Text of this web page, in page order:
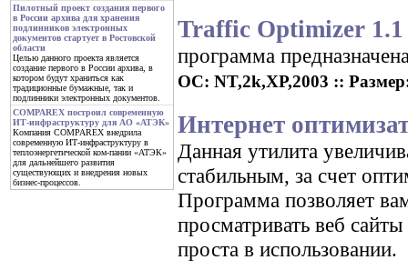
Пилотный проект создания первого
в России архива для хранения
подлинников электронных
документов стартует в Ростовской
области
Целью данного проекта является
создание первого в России архива, в
котором будут храниться как
традиционные бумажные, так и
подлинники электронных документов.
COMPAREX построил современную
ИТ-инфраструктуру для АО «АТЭК»
Компания COMPAREX внедрила
современную ИТ-инфраструктуру в
теплоэнергетической ком-пании «АТЭК»
для дальнейшего развития
существующих и внедрения новых
бизнес-процессов.
Traffic Optimizer 1.1
программа
ОС: NT,2k,XP,2003 ::
Интернет
Данная утилита
стабильным, за счет
Программа позволяет
просматривать веб
проста в использовании.